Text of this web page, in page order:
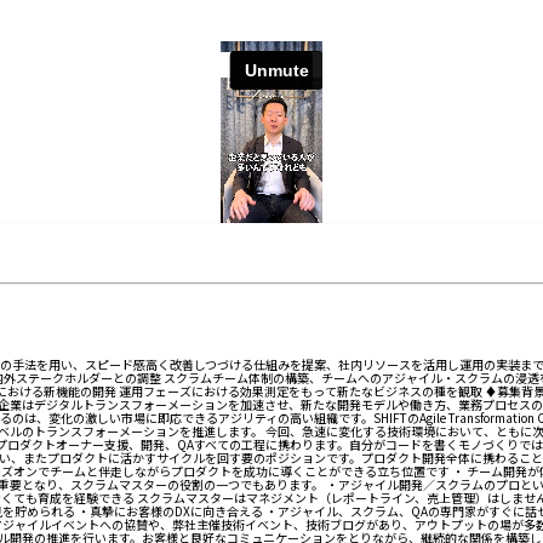
法を用い、スピード感高く改善しつづける仕組みを提案、社内リソースを活用し運用の実装
テークホルダーとの調整 スクラムチーム体制の構築、チームへのアジャイル・スクラムの浸
ける新機能の開発 運用フェーズにおける効果測定をもって新たなビジネスの種を観取 ♦募集
はデジタルトランスフォーメーションを加速させ、新たな開発モデルや働き方、業務プロセ
は、変化の激しい市場に即応できるアジリティの高い組織です。SHIFTのAgile
のトランスフォーメーションを推進します。 今回、急速に変化する技術環境において、とも
ダクトオーナー支援、開発、QAすべての工程に携わります。自分がコードを書くモノづくり
またプロダクトに活かすサイクルを回す要のポジションです。プロダクト開発全体に携わる
ンでチームと伴走しながらプロダクトを成功に導くことができる立ち位置です ・ チーム開
となり、スクラムマスターの役割の一つでもあります。 ・アジャイル開発／スクラムのプロ
も育成を経験できる スクラムマスターはマネジメント（レポートライン、売上管理）はしま
められる ・真摯にお客様のDXに向き合える ・アジャイル、スクラム、QAの専門家がすぐに
ャイルイベントへの協賛や、弊社主催技術イベント、技術ブログがあり、アウトプットの場
発の推進を行います。お客様と良好なコミュニケーションをとりながら、継続的な関係を構